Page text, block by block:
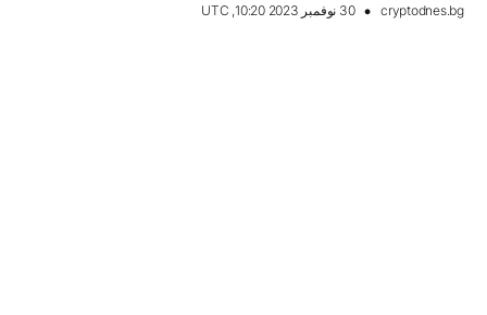
cryptodnes.bg 30 نوفمبر 2023 10:20, UTC